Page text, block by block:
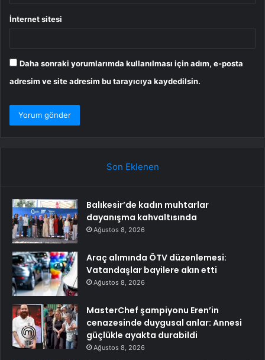
İnternet sitesi
Daha sonraki yorumlarımda kullanılması için adım, e-posta
adresim ve site adresim bu tarayıcıya kaydedilsin.
Son Eklenen
Balıkesir’de kadın muhtarlar
dayanışma kahvaltısında
Ağustos 8, 2026
Araç alımında ÖTV düzenlemesi:
Vatandaşlar bayilere akın etti
Ağustos 8, 2026
MasterChef şampiyonu Eren’in
cenazesinde duygusal anlar: Annesi
güçlükle ayakta durabildi
Ağustos 8, 2026